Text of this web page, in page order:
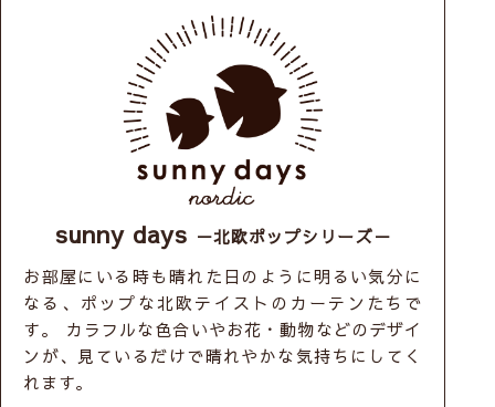
sunny days －北欧ポップシリーズ－
お部屋にいる時も晴れた日のように明るい気分に
なる、ポップな北欧テイストのカーテンたちで
す。 カラフルな色合いやお花・動物などのデザイ
ンが、見ているだけで晴れやかな気持ちにしてく
れます。